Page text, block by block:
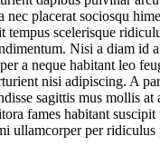
nec placerat sociosqu
tempus scelerisque
Nisi a diam id
a neque habitant leo
nisi adipiscing. A
sagittis mus mollis at
fames habitant suscipit
ullamcorper per ridiculus